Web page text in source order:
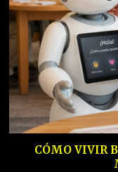
CÓMO VIVIR